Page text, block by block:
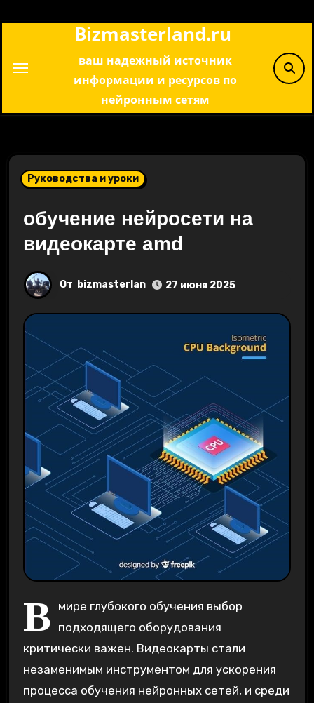
Bizmasterland.ru
ваш надежный источник
информации и ресурсов по
нейронным сетям
Руководства и уроки
обучение нейросети на
видеокарте amd
От bizmasterlan 27 июня 2025
В мире глубокого обучения выбор
подходящего оборудования
критически важен. Видеокарты стали
незаменимым инструментом для ускорения
процесса обучения нейронных сетей, и среди